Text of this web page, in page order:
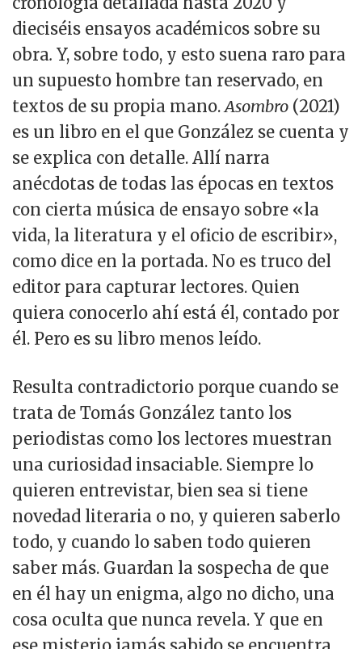
dieciséis ensayos académicos sobre su
obra. Y, sobre todo, y esto suena raro para
un supuesto hombre tan reservado, en
textos de su propia mano.Asombro (2021)
es un libro en el que González se cuenta y
se explica con detalle. Allí narra
anécdotas de todas las épocas en textos
con cierta música de ensayo sobre «la
vida, la literatura y el oficio de escribir»,
como dice en la portada. No es truco del
editor para capturar lectores. Quien
quiera conocerlo ahí está él, contado por
él. Pero es su libro menos leído.
Resulta contradictorio porque cuando se
trata de Tomás González tanto los
periodistas como los lectores muestran
una curiosidad insaciable. Siempre lo
quieren entrevistar, bien sea si tiene
novedad literaria o no, y quieren saberlo
todo, y cuando lo saben todo quieren
saber más. Guardan la sospecha de que
en él hay un enigma, algo no dicho, una
cosa oculta que nunca revela. Y que en